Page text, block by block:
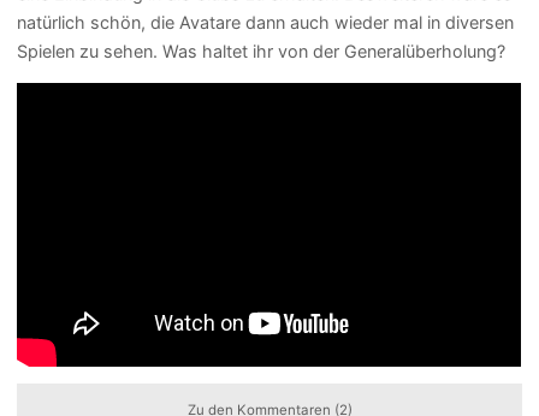
natürlich schön, die Avatare dann auch wieder mal in diversen
Spielen zu sehen. Was haltet ihr von der Generalüberholung?
Zu den Kommentaren (2)